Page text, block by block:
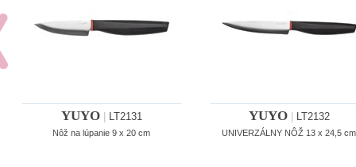
YUYO LT2131
Nôž na lúpanie 9 x 20 cm
YUYO LT2132
UNIVERZÁLNY NÔŽ 13 x 24,5 cm